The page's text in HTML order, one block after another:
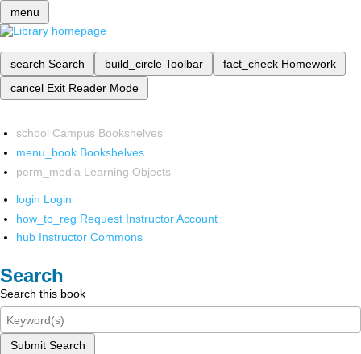
menu
search Search build_circle Toolbar fact_check Homework
cancel Exit Reader Mode
school Campus Bookshelves
menu_book Bookshelves
perm_media Learning Objects
login Login
how_to_reg Request Instructor Account
hub Instructor Commons
Search
Search this book
Submit Search